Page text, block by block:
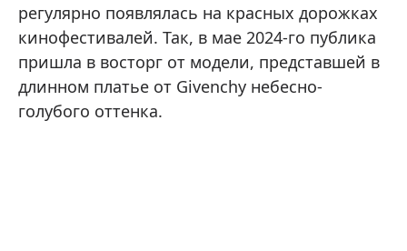
регулярно появлялась на красных дорожках
кинофестивалей. Так, в мае 2024-го публика
пришла в восторг от модели, представшей в
длинном платье от Givenchy небесно-
голубого оттенка.